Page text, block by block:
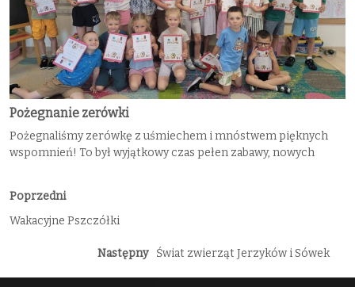
Pożegnanie zerówki
Pożegnaliśmy zerówkę z uśmiechem i mnóstwem pięknych
wspomnień! To był wyjątkowy czas pełen zabawy, nowych
Poprzedni
Wakacyjne Pszczółki
Następny Świat zwierząt Jerzyków i Sówek